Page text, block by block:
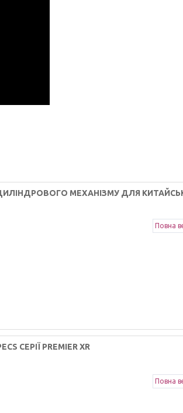
МЕХАНІЗМУ ДЛЯ
Повна
СЕРІЇ PREMIER XR
Повна